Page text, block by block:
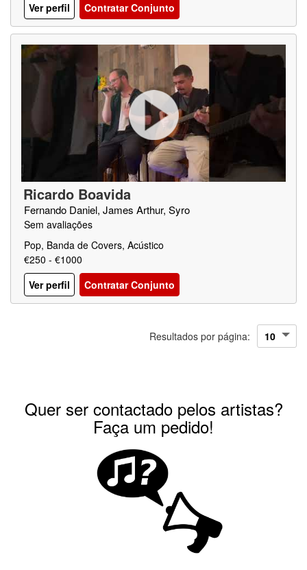
Ver perfil
Contratar Conjunto
Ricardo Boavida
Fernando Daniel, James Arthur, Syro
Sem avaliações
Pop, Banda de Covers, Acústico
€250 - €1000
Ver perfil
Contratar Conjunto
Resultados por página:
Quer ser contactado pelos artistas?
Faça um pedido!